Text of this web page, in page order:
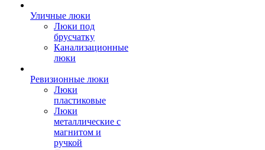
Уличные люки
Люки под
брусчатку
Канализационные
люки
Ревизионные люки
Люки
пластиковые
Люки
металлические с
магнитом и
ручкой